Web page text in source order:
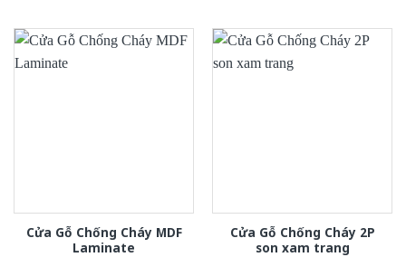
Cửa Gỗ Chống Cháy MDF
Laminate
Cửa Gỗ Chống Cháy 2P
son xam trang